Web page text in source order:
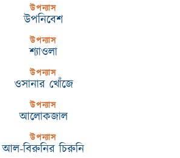
উপন্যাস
উপনিবেশ
উপন্যাস
শ্যাওলা
উপন্যাস
ওসানার খোঁজে
উপন্যাস
আলোকজাল
উপন্যাস
আল-বিরুনির চিরুনি